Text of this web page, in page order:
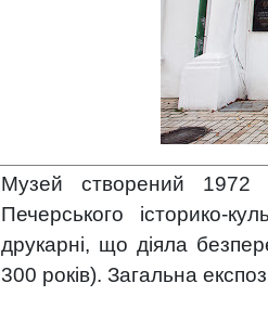
Музей створений 1972
Печерського історико-
друкарні, що діяла
300 років). Загальна